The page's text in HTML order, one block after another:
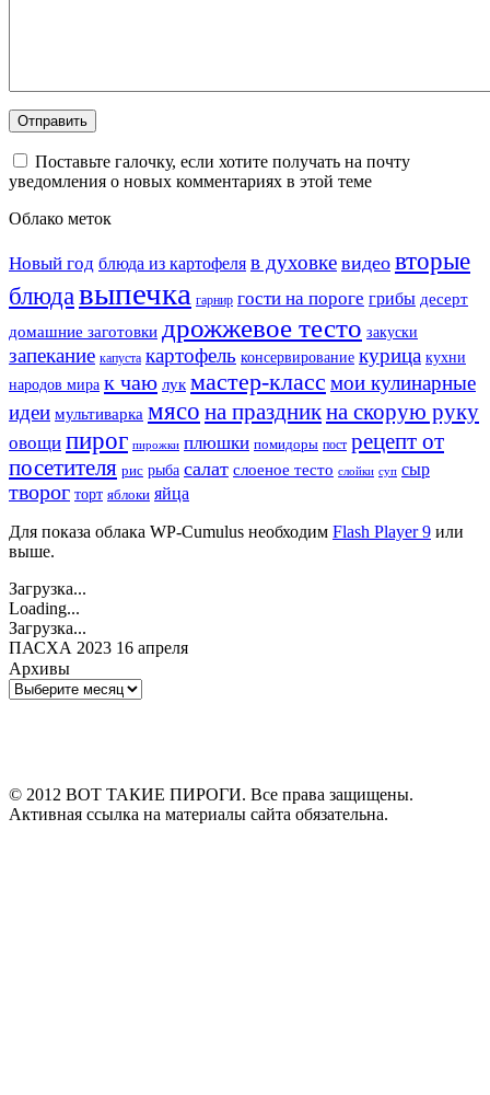
Поставьте галочку, если хотите получать на почту
уведомления о новых комментариях в этой теме
Облако меток
Новый год блюда из картофеля в духовке видео вторые
блюдавыпечка гарнир гости на пороге грибы десерт
домашние заготовки дрожжевое тесто закуски
запекание капуста картофель консервирование курица кухни
народов мира к чаю лук мастер-класс мои кулинарные
идеи мультиварка мясо на праздникна скорую руку
овощи пирог пирожки плюшки помидоры пост рецепт от
посетителя рис рыба салат слоеное тесто слойки суп сыр
творог торт яблоки яйца
Для показа облака WP-Cumulus необходим Flash Player 9 или
выше.
Загрузка...
Loading...
Загрузка...
ПАСХА 2023 16 апреля
Архивы
Архивы
© 2012 ВОТ ТАКИЕ ПИРОГИ. Все права защищены.
Активная ссылка на материалы сайта обязательна.